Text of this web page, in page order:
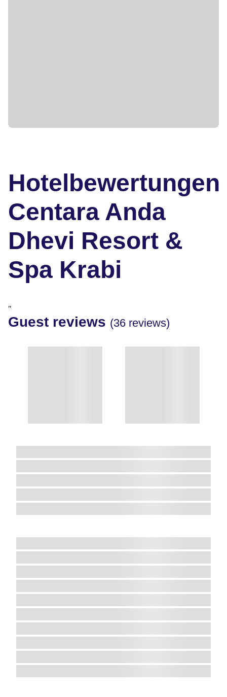
Hotelbewertungen
Centara Anda
Dhevi Resort &
Spa Krabi
"
Guest reviews (36 reviews)